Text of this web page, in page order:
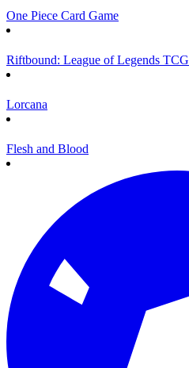
One Piece Card Game
Riftbound: League of Legends TCG
Lorcana
Flesh and Blood